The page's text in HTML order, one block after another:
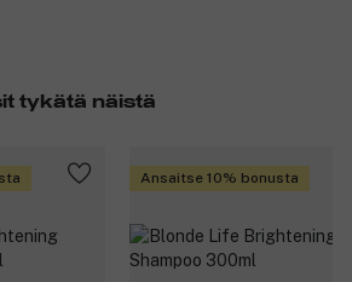
tykätä näistä
Ansaitse 10% bonusta